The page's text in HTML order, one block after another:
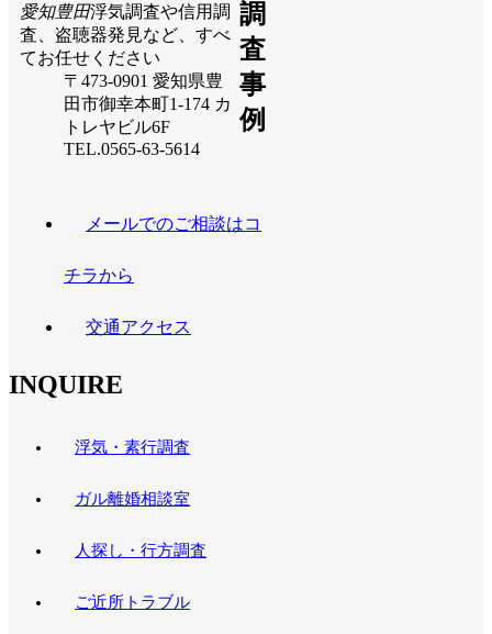
愛知豊田浮気調査や信用調
査、盗聴器発見など、すべ
てお任せください
〒473-0901 愛知県豊
田市御幸本町1-174 カ
トレヤビル6F
TEL.0565-63-5614
メールでのご相談はコ
チラから
交通アクセス
調
査
事
例
INQUIRE
浮気・素行調査
ガル離婚相談室
人探し・行方調査
ご近所トラブル